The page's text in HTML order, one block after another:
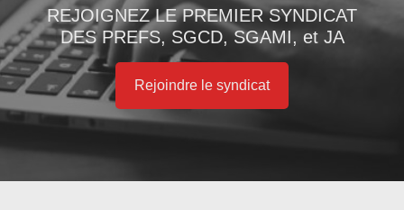
REJOIGNEZ LE PREMIER SYNDICAT
DES PREFS, SGCD, SGAMI, et JA
Rejoindre le syndicat